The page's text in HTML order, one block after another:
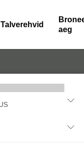
Talverehvid
aeg